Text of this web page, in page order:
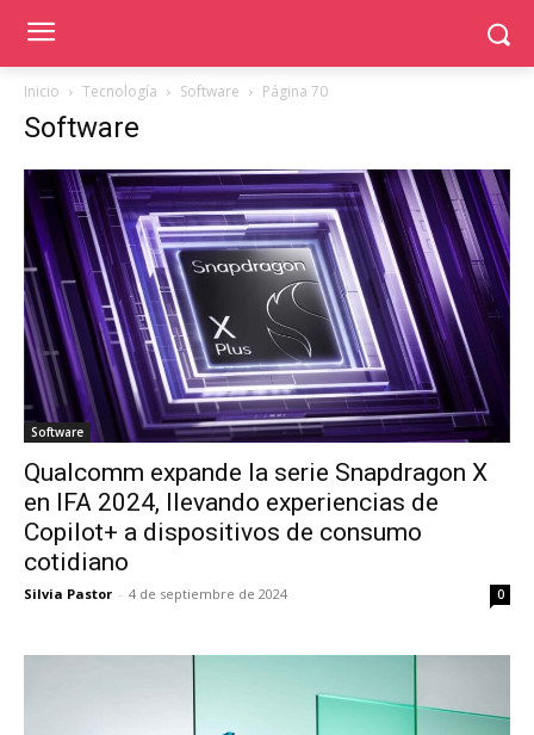
Inicio Tecnología Software Página 70
Software
Software
Qualcomm expande la serie Snapdragon X
en IFA 2024, llevando experiencias de
Copilot+ a dispositivos de consumo
cotidiano
Silvia Pastor - 4 de septiembre de 2024 0